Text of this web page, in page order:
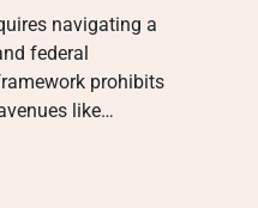
navigating a
federal
prohibits
like…